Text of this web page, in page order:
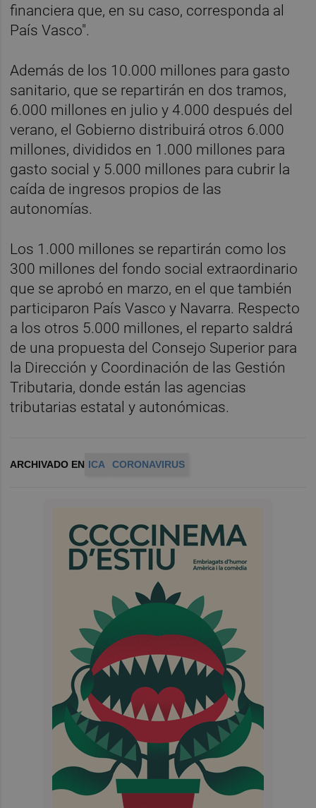
financiera que, en su caso, corresponda al
País Vasco".
Además de los 10.000 millones para gasto
sanitario, que se repartirán en dos tramos,
6.000 millones en julio y 4.000 después del
verano, el Gobierno distribuirá otros 6.000
millones, divididos en 1.000 millones para
gasto social y 5.000 millones para cubrir la
caída de ingresos propios de las
autonomías.
Los 1.000 millones se repartirán como los
300 millones del fondo social extraordinario
que se aprobó en marzo, en el que también
participaron País Vasco y Navarra. Respecto
a los otros 5.000 millones, el reparto saldrá
de una propuesta del Consejo Superior para
la Dirección y Coordinación de las Gestión
Tributaria, donde están las agencias
tributarias estatal y autonómicas.
ARCHIVADO EN ICA CORONAVIRUS